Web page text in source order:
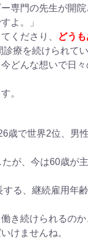
専門の先生が開院
よ。」
くださり、
どう
療を続けられて
どんな想いで日々
。
歳で世界2位、男
が、今は60歳が
る、継続雇用年
き続けられるのか
けませんね。